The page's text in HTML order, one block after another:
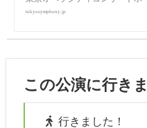
tokyosymphony.jp
この公演に行き
行きました！